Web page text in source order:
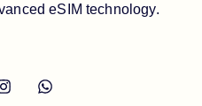
eSIM technology.